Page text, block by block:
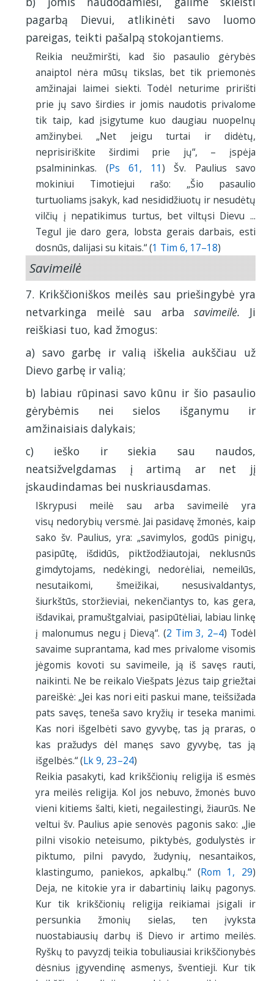
pagarbą Dievui, atlikinėti savo luomo
pareigas, teikti pašalpą stokojantiems.
Reikia neužmiršti, kad šio pasaulio gėrybės
anaiptol nėra mūsų tikslas, bet tik priemonės
amžinajai laimei siekti. Todėl neturime pririšti
prie jų savo širdies ir jomis naudotis privalome
tik taip, kad įsigytume kuo daugiau nuopelnų
amžinybei. „Net jeigu turtai ir didėtų,
neprisiriškite širdimi prie jų“, – įspėja
psalmininkas. (Ps 61, 11) Šv. Paulius savo
mokiniui Timotiejui rašo: „Šio pasaulio
turtuoliams įsakyk, kad nesididžiuotų ir nesudėtų
vilčių į nepatikimus turtus, bet viltųsi Dievu ...
Tegul jie daro gera, lobsta gerais darbais, esti
dosnūs, dalijasi su kitais.“ (1 Tim 6, 17–18)
Savimeilė
7. Krikščioniškos meilės sau priešingybė yra
netvarkinga meilė sau arbasavimeilė. Ji
reiškiasi tuo, kad žmogus:
a) savo garbę ir valią iškelia aukščiau už
Dievo garbę ir valią;
b) labiau rūpinasi savo kūnu ir šio pasaulio
gėrybėmis nei sielos išganymu ir
amžinaisiais dalykais;
c) ieško ir siekia sau naudos,
neatsižvelgdamas į artimą ar net jį
įskaudindamas bei nuskriausdamas.
Iškrypusi meilė sau arba savimeilė yra
visų nedorybių versmė. Jai pasidavę žmonės, kaip
sako šv. Paulius, yra: „savimylos, godūs pinigų,
pasipūtę, išdidūs, piktžodžiautojai, neklusnūs
gimdytojams, nedėkingi, nedorėliai, nemeilūs,
nesutaikomi, šmeižikai, nesusivaldantys,
šiurkštūs, storžieviai, nekenčiantys to, kas gera,
išdavikai, pramuštgalviai, pasipūtėliai, labiau linkę
į malonumus negu į Dievą“. (2 Tim 3, 2–4) Todėl
savaime suprantama, kad mes privalome visomis
jėgomis kovoti su savimeile, ją iš savęs rauti,
naikinti. Ne be reikalo Viešpats Jėzus taip griežtai
pareiškė: „Jei kas nori eiti paskui mane, teišsižada
pats savęs, teneša savo kryžių ir teseka manimi.
Kas nori išgelbėti savo gyvybę, tas ją praras, o
kas pražudys dėl manęs savo gyvybę, tas ją
išgelbės.“ (Lk 9, 23–24)
Reikia pasakyti, kad krikščionių religija iš esmės
yra meilės religija. Kol jos nebuvo, žmonės buvo
vieni kitiems šalti, kieti, negailestingi, žiaurūs. Ne
veltui šv. Paulius apie senovės pagonis sako: „Jie
pilni visokio neteisumo, piktybės, godulystės ir
piktumo, pilni pavydo, žudynių, nesantaikos,
klastingumo, paniekos, apkalbų.“ (Rom 1, 29)
Deja, ne kitokie yra ir dabartinių laikų pagonys.
Kur tik krikščionių religija reikiamai įsigali ir
persunkia žmonių sielas, ten įvyksta
nuostabiausių darbų iš Dievo ir artimo meilės.
Ryškų to pavyzdį teikia tobuliausiai krikščionybės
dėsnius įgyvendinę asmenys, šventieji. Kur tik